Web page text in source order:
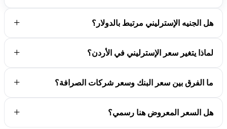
هل الجنيه الإسترليني مرتبط بالدولار؟
لماذا يتغير سعر الإسترليني في الأردن؟
ما الفرق بين سعر البنك وسعر شركات الصرافة؟
هل السعر المعروض هنا رسمي؟